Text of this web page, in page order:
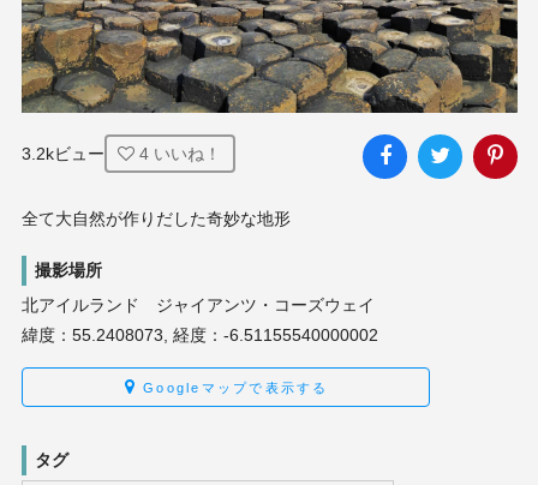
3.2kビュー 4 いいね！
全て大自然が作りだした奇妙な地形
撮影場所
北アイルランド ジャイアンツ・コーズウェイ
緯度：55.2408073, 経度：-6.51155540000002
Googleマップで表示する
タグ